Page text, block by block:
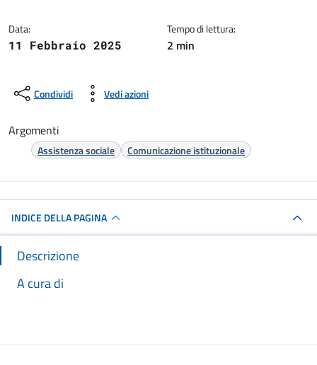
Data:
11 Febbraio 2025
Tempo di lettura:
2 min
Condividi Vedi azioni
Argomenti
Assistenza sociale Comunicazione istituzionale
INDICE DELLA PAGINA
Descrizione
A cura di